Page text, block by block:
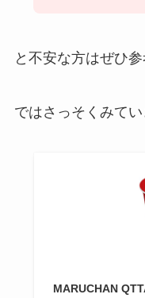
と不安な方はぜひ
ではさっそくみてい
MARUCHAN